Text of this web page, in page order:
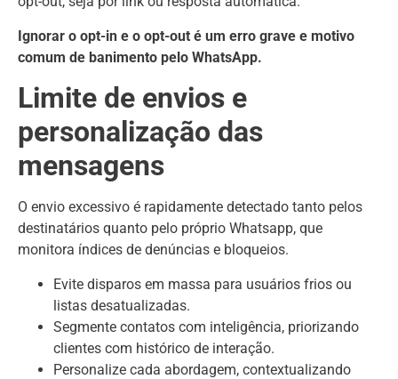
Ignorar o opt-in e o opt-out é um erro grave e motivo
comum de banimento pelo WhatsApp.
Limite de envios e
personalização das
mensagens
O envio excessivo é rapidamente detectado tanto pelos
destinatários quanto pelo próprio Whatsapp, que
monitora índices de denúncias e bloqueios.
Evite disparos em massa para usuários frios ou
listas desatualizadas.
Segmente contatos com inteligência, priorizando
clientes com histórico de interação.
Personalize cada abordagem, contextualizando